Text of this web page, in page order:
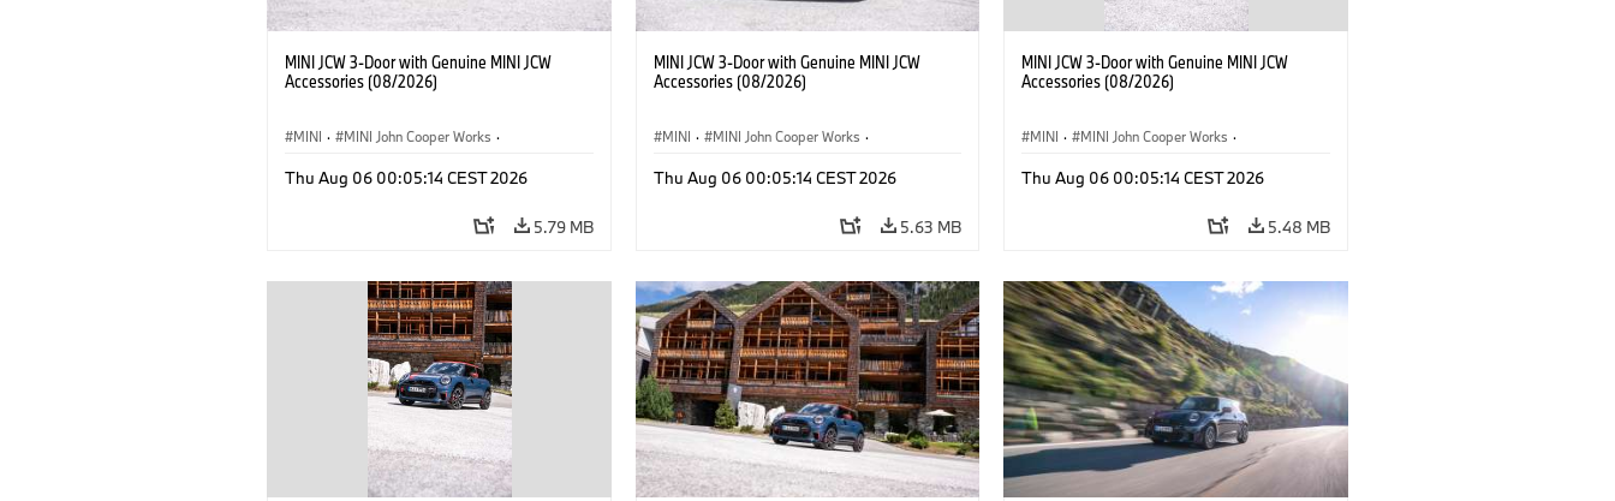
MINI JCW 3-Door with Genuine MINI JCW
Accessories (08/2026)
MINI · MINI John Cooper Works ·
Optional Extras, Accessories
Thu Aug 06 00:05:14 CEST 2026
5.79 MB
MINI JCW 3-Door with Genuine MINI JCW
Accessories (08/2026)
MINI · MINI John Cooper Works ·
Optional Extras, Accessories
Thu Aug 06 00:05:14 CEST 2026
5.63 MB
MINI JCW 3-Door with Genuine MINI JCW
Accessories (08/2026)
MINI · MINI John Cooper Works ·
Optional Extras, Accessories
Thu Aug 06 00:05:14 CEST 2026
5.48 MB